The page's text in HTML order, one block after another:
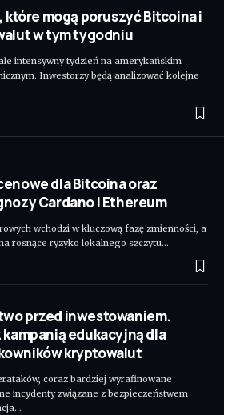
które mogą poruszyć Bitcoina i
w tym tygodniu
intensywny tydzień na amerykańskim
Inwestorzy będą analizować kolejne
dla Bitcoina oraz
Cardano i Ethereum
wchodzi w kluczową fazę zmienności, a
rosnące ryzyko lokalnego szczytu…
przed inwestowaniem.
kampanią edukacyjną dla
kryptowalut
coraz bardziej wyrafinowane
incydenty związane z bezpieczeństwem
…